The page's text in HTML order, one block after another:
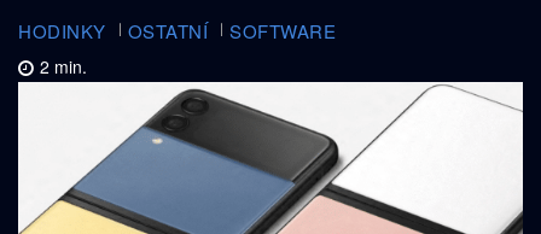
HODINKY OSTATNÍ SOFTWARE
2 min.